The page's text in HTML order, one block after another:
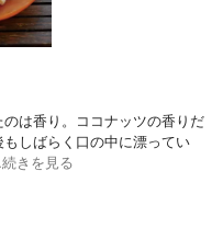
は香り。ココナッツの香りだ
しばらく口の中に漂ってい
続きを見る